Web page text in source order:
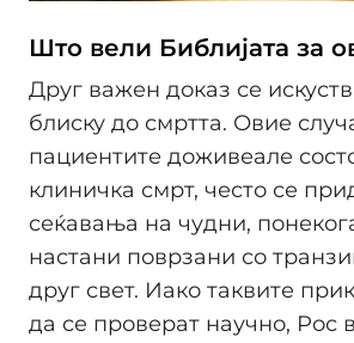
Што вели Библијата за
Друг важен доказ се
блиску до смртта. Овие
пациентите доживеале
клиничка смрт, често се
сеќавања на чудни,
настани поврзани со
друг свет. Иако таквите
да се проверат научно, Рос